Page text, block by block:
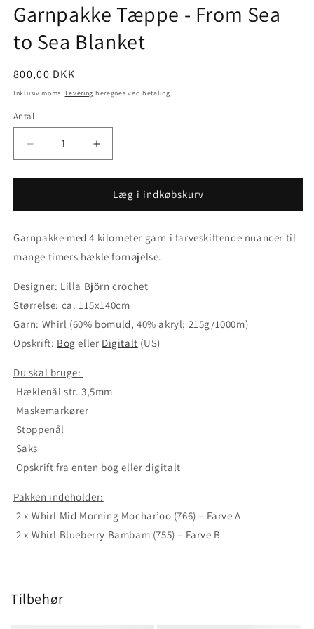
Garnpakke Tæppe - From Sea
to Sea Blanket
Normalpris
800,00 DKK
Inklusiv moms. Levering beregnes ved betaling.
Antal
Reducer
antallet
for
Tæppe
From
Sea
to
Sea
Blanket
Øg
antallet
for
Garnpakke
Tæppe
From
Sea
Sea
Læg i indkøbskurv
Garnpakke med 4 kilometer garn i farveskiftende nuancer til
mange timers hækle fornøjelse.
Designer: Lilla Björn crochet
Størrelse: ca. 115x140cm
Garn: Whirl (60% bomuld, 40% akryl; 215g/1000m)
Opskrift: Bog eller Digitalt (US)
Du skal bruge:
Hæklenål str. 3,5mm
Maskemarkører
Stoppenål
Saks
Opskrift fra enten bog eller digitalt
Pakken indeholder:
2 x Whirl Mid Morning Mochar’oo (766) – Farve A
2 x Whirl Blueberry Bambam (755) – Farve B
Tilbehør